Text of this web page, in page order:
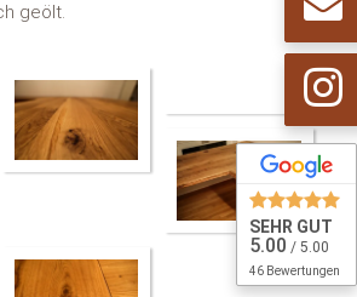
geölt.
SEHR GUT
5.00 / 5.00
46 Bewertungen